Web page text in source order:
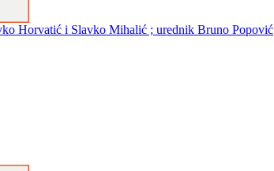
Horvatić i Slavko Mihalić ; urednik Bruno Popović